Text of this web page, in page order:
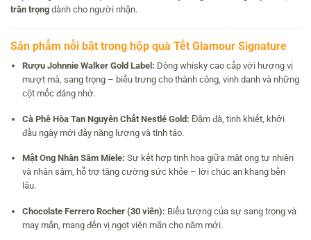
trân trọng dành cho người nhận.
Sản phẩm nổi bật trong hộp quà Tết Glamour Signature
Rượu Johnnie Walker Gold Label: Dòng whisky cao cấp với hương vị
mượt mà, sang trọng – biểu trưng cho thành công, vinh danh và những
cột mốc đáng nhớ.
Cà Phê Hòa Tan Nguyên Chất Nestlé Gold: Đậm đà, tinh khiết, khởi
đầu ngày mới đầy năng lượng và tỉnh táo.
Mật Ong Nhân Sâm Miele: Sự kết hợp tinh hoa giữa mật ong tự nhiên
và nhân sâm, hỗ trợ tăng cường sức khỏe – lời chúc an khang bền
lâu.
Chocolate Ferrero Rocher (30 viên): Biểu tượng của sự sang trọng và
may mắn, mang đến vị ngọt viên mãn cho năm mới.